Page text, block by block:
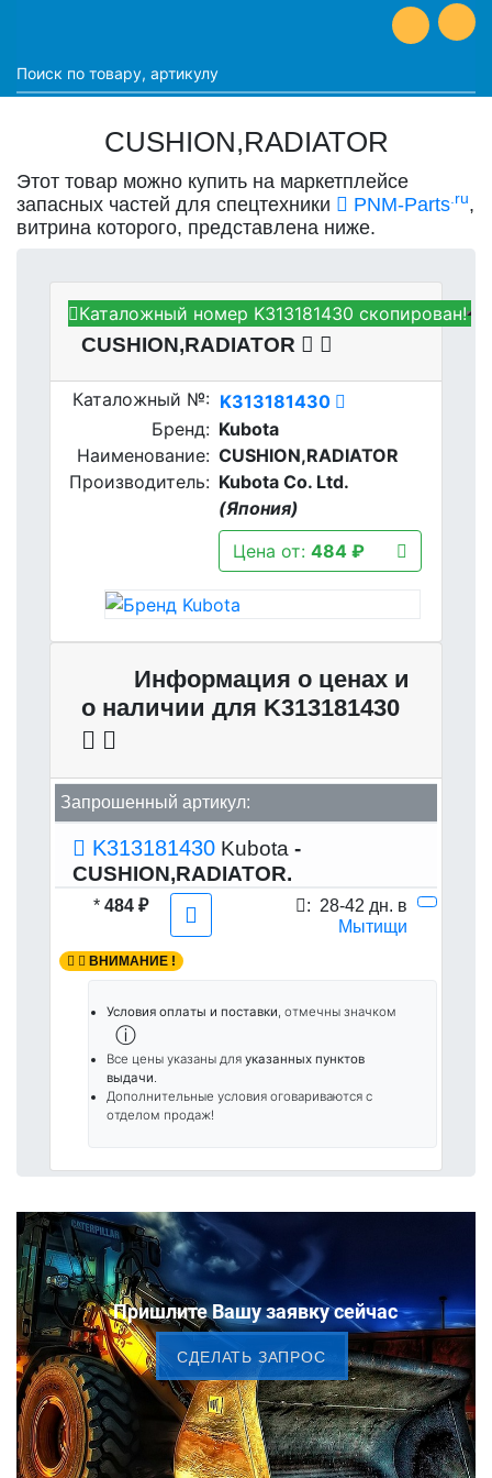
CUSHION,RADIATOR
Этот товар можно купить на маркетплейсе
запасных частей для спецтехники
PNM-Parts.ru,
витрина которого, представлена ниже.
Kubota K313181430 -
CUSHION,RADIATOR
Каталожный №: K313181430
Бренд: Kubota
Наименование: CUSHION,RADIATOR
Производитель: Kubota Co. Ltd.
(Япония)
Цена от: 484 ₽
Каталожный номер K313181430 скопирован!
Информация о ценах и
о наличии для K313181430
Запрошенный артикул:
K313181430 Kubota -
CUSHION,RADIATOR.
* 484 ₽ : 28-42 дн. в
Мытищи
ВНИМАНИЕ !
Условия оплаты и поставки, отмечны значком
ⓘ
Все цены указаны для указанных пунктов
выдачи.
Дополнительные условия оговариваются с
отделом продаж!
Пришлите Вашу заявку сейчас
CДЕЛАТЬ ЗАПРОС